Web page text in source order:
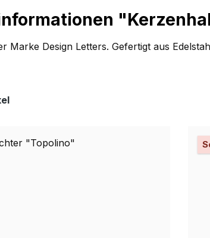
Marke Design Letters. Gefertigt aus